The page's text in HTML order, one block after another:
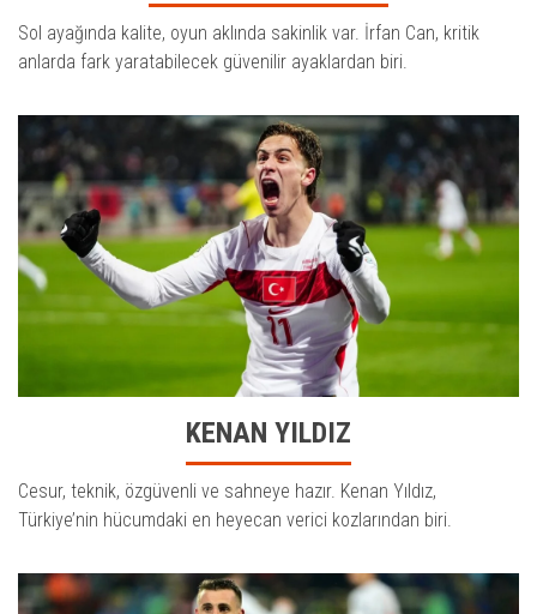
Sol ayağında kalite, oyun aklında sakinlik var. İrfan Can, kritik
anlarda fark yaratabilecek güvenilir ayaklardan biri.
KENAN YILDIZ
Cesur, teknik, özgüvenli ve sahneye hazır. Kenan Yıldız,
Türkiye’nin hücumdaki en heyecan verici kozlarından biri.